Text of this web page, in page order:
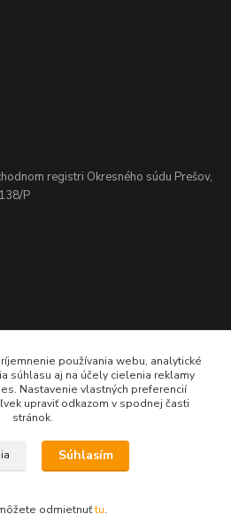
registri Okresného súdu Prešov,
P
používania webu, analytické
súhlasu aj na účely cielenia reklamy
Nastavenie vlastných preferencií
upraviť odkazom v spodnej časti
stránok.
Súhlasím
odmietnuťtu.